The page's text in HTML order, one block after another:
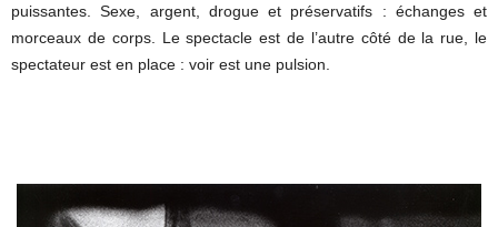
puissantes. Sexe, argent, drogue et préservatifs : échanges et
morceaux de corps. Le spectacle est de l’autre côté de la rue, le
spectateur est en place : voir est une pulsion.